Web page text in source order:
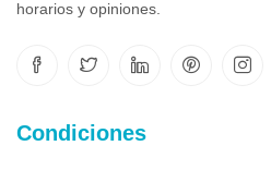
horarios y opiniones.
Condiciones